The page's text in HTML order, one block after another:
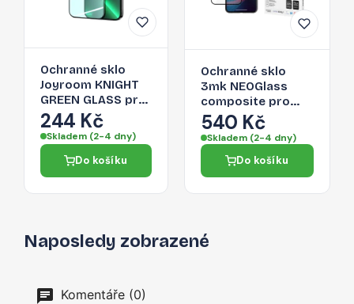
Ochranné sklo
Joyroom KNIGHT
GREEN GLASS pro
iPhone 14 Plus -
zelená
244 Kč
Skladem (2-4 dny)
Do košíku
Ochranné sklo
3mk NEOGlass
composite pro
iPhone 14 Plus -
transparentní
540 Kč
Skladem (2-4 dny)
Do košíku
Naposledy zobrazené
Komentáře (0)